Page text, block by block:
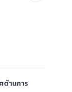
ด้านการ